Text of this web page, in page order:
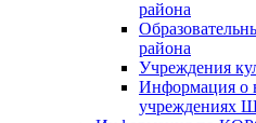
района
района
Учреждения
Информация о
учреждениях